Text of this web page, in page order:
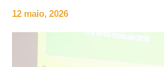
12 maio, 2026